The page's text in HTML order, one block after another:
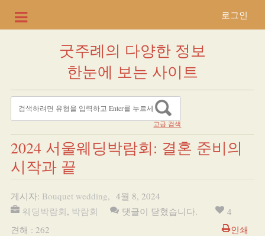
로그인
굿주례의 다양한 정보
한눈에 보는 사이트
고급 검색
2024 서울웨딩박람회: 결혼 준비의
시작과 끝
게시자: Bouquet wedding, 4월 8, 2024
웨딩박람회, 박람회 댓글이 닫혔습니다.
4
견해 : 262
인쇄